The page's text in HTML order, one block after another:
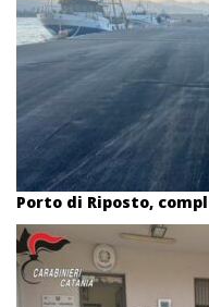
Porto di Riposto,